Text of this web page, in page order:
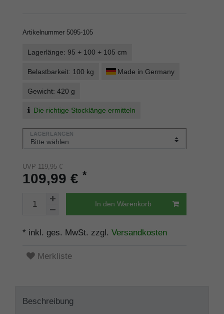
Artikelnummer 5095-105
Lagerlänge: 95 + 100 + 105 cm
Belastbarkeit: 100 kg Made in Germany
Gewicht: 420 g
Die richtige Stocklänge ermitteln
LAGERLÄNGEN
UVP 119,95 €
109,99 € *
In den Warenkorb
* inkl. ges. MwSt. zzgl. Versandkosten
Merkliste
Beschreibung